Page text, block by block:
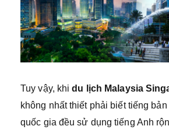
Tuy vậy, khidu lịch Malaysia
không nhất thiết phải biết tiếng
quốc gia đều sử dụng tiếng Anh